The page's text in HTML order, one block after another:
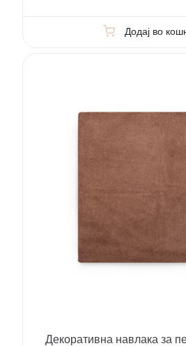
Додај во
Декоративна навлака за